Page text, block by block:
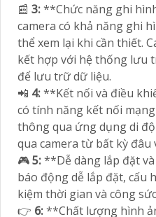
📰 3:**Chức năng ghi
camera có khả năng ghi
thể xem lại khi cần thiết.
kết hợp với hệ thống lưu
để lưu trữ dữ liệu.
📲 4:**Kết nối và điều
có tính năng kết nối
thông qua ứng dụng di
qua camera từ bất kỳ đâu
🎮5:**Dễ dàng lắp đặt
báo động dễ lắp đặt, cấu
kiệm thời gian và công
👉 6:**Chất lượng hình